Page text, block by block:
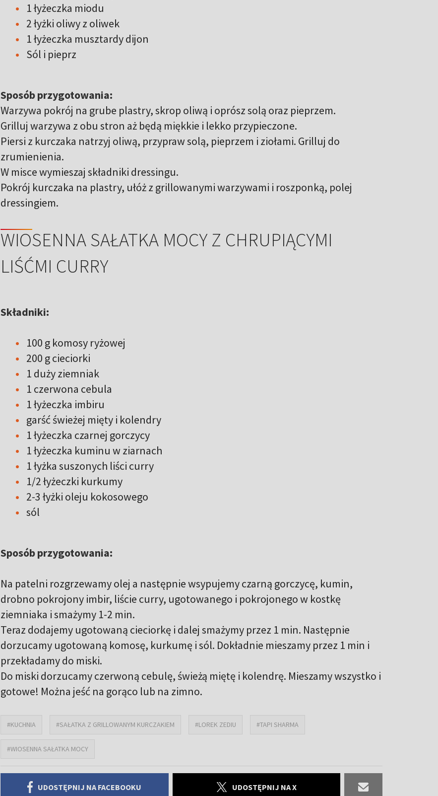
1 łyżeczka miodu
2 łyżki oliwy z oliwek
1 łyżeczka musztardy dijon
Sól i pieprz
Sposób przygotowania:
Warzywa pokrój na grube plastry, skrop oliwą i oprósz solą oraz pieprzem.
Grilluj warzywa z obu stron aż będą miękkie i lekko przypieczone.
Piersi z kurczaka natrzyj oliwą, przypraw solą, pieprzem i ziołami. Grilluj do
zrumienienia.
W misce wymieszaj składniki dressingu.
Pokrój kurczaka na plastry, ułóż z grillowanymi warzywami i roszponką, polej
dressingiem.
WIOSENNA SAŁATKA MOCY Z CHRUPIĄCYMI
LIŚĆMI CURRY
Składniki:
100 g komosy ryżowej
200 g cieciorki
1 duży ziemniak
1 czerwona cebula
1 łyżeczka imbiru
garść świeżej mięty i kolendry
1 łyżeczka czarnej gorczycy
1 łyżeczka kuminu w ziarnach
1 łyżka suszonych liści curry
1/2 łyżeczki kurkumy
2-3 łyżki oleju kokosowego
sól
Sposób przygotowania:
Na patelni rozgrzewamy olej a następnie wsypujemy czarną gorczycę, kumin,
drobno pokrojony imbir, liście curry, ugotowanego i pokrojonego w kostkę
ziemniaka i smażymy 1-2 min.
Teraz dodajemy ugotowaną cieciorkę i dalej smażymy przez 1 min. Następnie
dorzucamy ugotowaną komosę, kurkumę i sól. Dokładnie mieszamy przez 1 min i
przekładamy do miski.
Do miski dorzucamy czerwoną cebulę, świeżą miętę i kolendrę. Mieszamy wszystko i
gotowe! Można jeść na gorąco lub na zimno.
#KUCHNIA #SAŁATKA Z GRILLOWANYM KURCZAKIEM #LOREK ZEDIU #TAPI SHARMA
#WIOSENNA SAŁATKA MOCY
UDOSTĘPNIJ NA FACEBOOKU UDOSTĘPNIJ NA X